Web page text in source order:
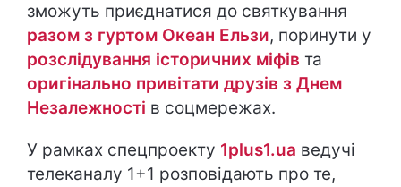
зможуть приєднатися до святкування
разом з гуртом Океан Ельзи, поринути у
розслідування історичних міфів та
оригінально привітати друзів з Днем
Незалежності в соцмережах.
У рамках спецпроекту 1plus1.ua ведучі
телеканалу 1+1 розповідають про те,